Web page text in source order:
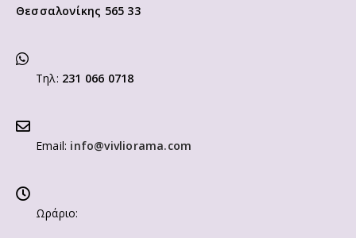
Θεσσαλονίκης 565 33
Τηλ: 231 066 0718
Email: info@vivliorama.com
Ωράριο: